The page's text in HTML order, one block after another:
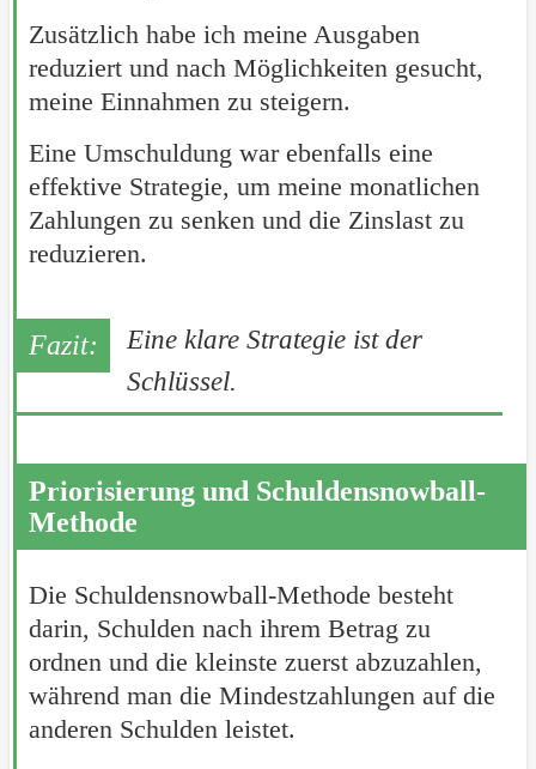
Zusätzlich habe ich meine Ausgaben
reduziert und nach Möglichkeiten gesucht,
meine Einnahmen zu steigern.
Eine Umschuldung war ebenfalls eine
effektive Strategie, um meine monatlichen
Zahlungen zu senken und die Zinslast zu
reduzieren.
Eine klare Strategie ist der
Schlüssel.
Priorisierung und Schuldensnowball-
Methode
Die Schuldensnowball-Methode besteht
darin, Schulden nach ihrem Betrag zu
ordnen und die kleinste zuerst abzuzahlen,
während man die Mindestzahlungen auf die
anderen Schulden leistet.